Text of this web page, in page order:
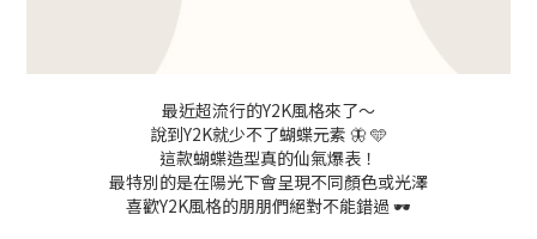
最近超流行的Y2K風格來了～
說到Y2K就少不了蝴蝶元素 🦋 🩵
這款蝴蝶造型真的仙氣爆表！
最特別的是在陽光下會呈現不同顏色或光澤
喜歡Y2K風格的朋朋們絕對不能錯過 🕶️